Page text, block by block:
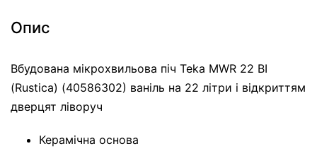
Опис
Вбудована мікрохвильова піч Teka MWR 22 BI
(Rustica) (40586302) ваніль на 22 літри і відкриттям
дверцят ліворуч
Керамічна основа